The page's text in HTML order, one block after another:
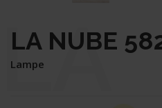
LA
LA NUBE
Lampe